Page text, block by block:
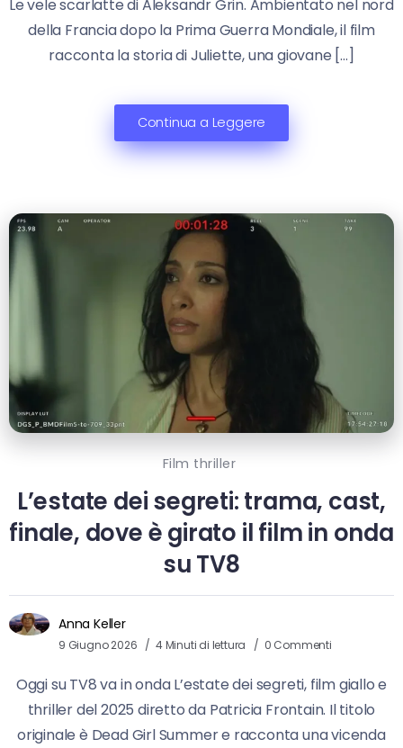
Le vele scarlatte di Aleksandr Grin. Ambientato nel nord
della Francia dopo la Prima Guerra Mondiale, il film
racconta la storia di Juliette, una giovane […]
Continua a Leggere
Film thriller
L’estate dei segreti: trama, cast,
finale, dove è girato il film in onda
su TV8
Anna Keller
9 Giugno 2026 4 Minuti di lettura 0 Commenti
Oggi su TV8 va in onda L’estate dei segreti, film giallo e
thriller del 2025 diretto da Patricia Frontain. Il titolo
originale è Dead Girl Summer e racconta una vicenda